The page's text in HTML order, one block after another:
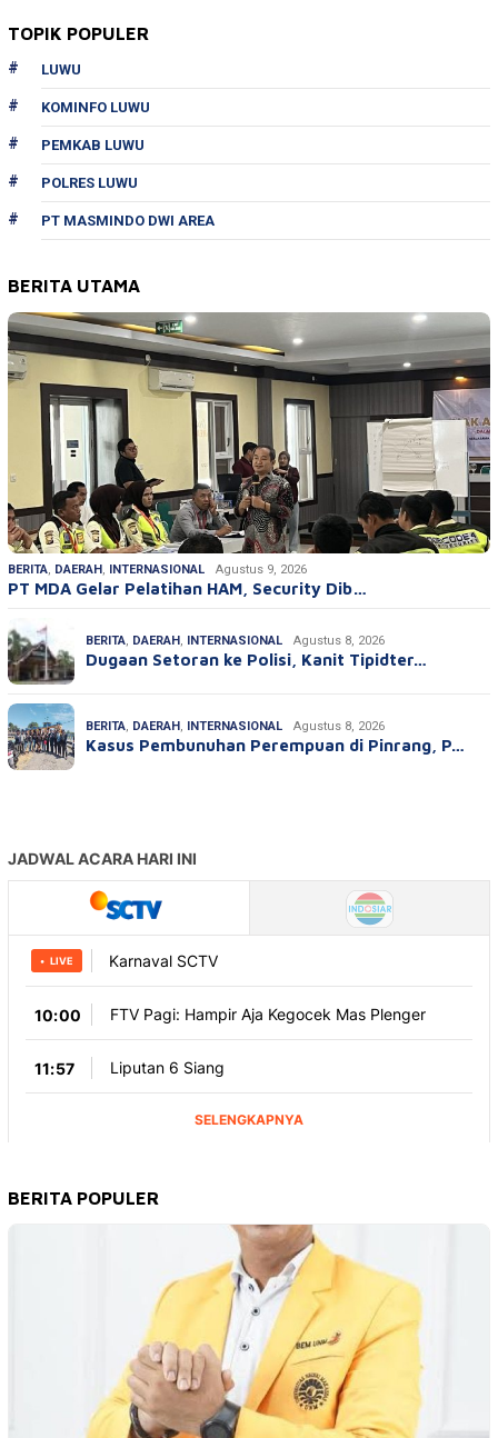
TOPIK POPULER
LUWU
KOMINFO LUWU
PEMKAB LUWU
POLRES LUWU
PT MASMINDO DWI AREA
BERITA UTAMA
BERITA, DAERAH, INTERNASIONAL Agustus 9, 2026
PT MDA Gelar Pelatihan HAM, Security Dib…
BERITA, DAERAH, INTERNASIONAL Agustus 8, 2026
Dugaan Setoran ke Polisi, Kanit Tipidter…
BERITA, DAERAH, INTERNASIONAL Agustus 8, 2026
Kasus Pembunuhan Perempuan di Pinrang, P…
BERITA POPULER